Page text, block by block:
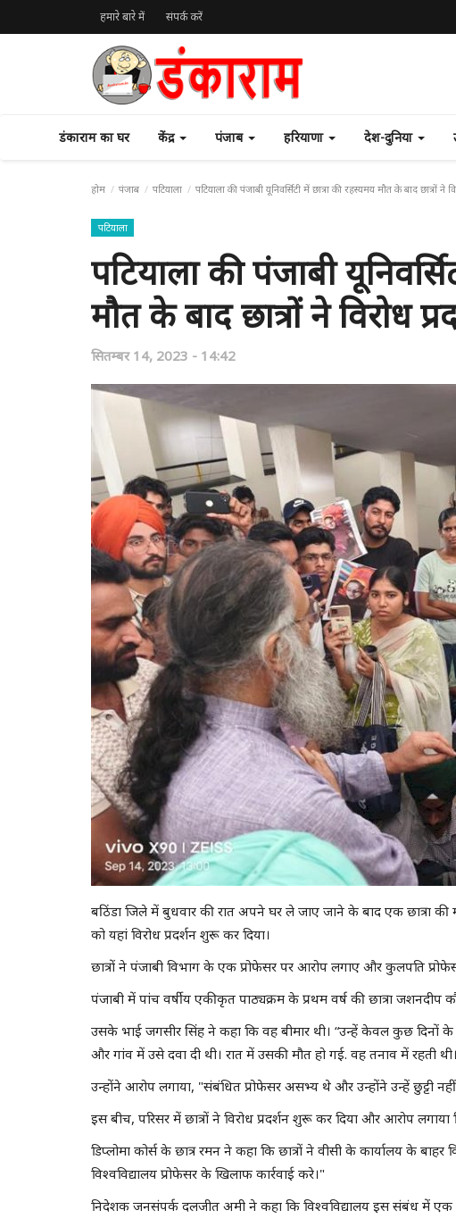
हमारे बारे में संपर्क करें
डंकाराम का घर केंद्र पंजाब हरियाणा देश-दुनिया
होम पंजाब पटियाला पटियाला की पंजाबी यूनिवर्सिटी में छात्रा की रहस्यमय मौत के बाद छात्रों ने
पटियाला
पटियाला की पंजाबी
मौत के बाद छात्रों ने विरोध
सितम्बर 14, 2023 - 14:42
बठिंडा जिले में बुधवार की रात अपने घर ले जाए जाने के बाद एक छात्रा की
को यहां विरोध प्रदर्शन शुरू कर दिया।
छात्रों ने पंजाबी विभाग के एक प्रोफेसर पर आरोप लगाए और कुलपति
पंजाबी में पांच वर्षीय एकीकृत पाठ्यक्रम के प्रथम वर्ष की छात्रा जशनदीप
उसके भाई जगसीर सिंह ने कहा कि वह बीमार थी। “उन्हें केवल कुछ दिनों
और गांव में उसे दवा दी थी। रात में उसकी मौत हो गई. वह तनाव में रहती
उन्होंने आरोप लगाया, "संबंधित प्रोफेसर असभ्य थे और उन्होंने उन्हें छुट्टी नहीं
इस बीच, परिसर में छात्रों ने विरोध प्रदर्शन शुरू कर दिया और आरोप लगाया
डिप्लोमा कोर्स के छात्र रमन ने कहा कि छात्रों ने वीसी के कार्यालय के
विश्वविद्यालय प्रोफेसर के खिलाफ कार्रवाई करे।"
निदेशक जनसंपर्क दलजीत अमी ने कहा कि विश्वविद्यालय इस संबंध में एक